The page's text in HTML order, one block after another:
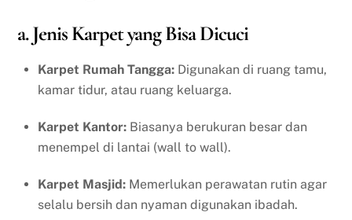
a. Jenis Karpet yang Bisa Dicuci
Karpet Rumah Tangga: Digunakan di ruang tamu,
kamar tidur, atau ruang keluarga.
Karpet Kantor: Biasanya berukuran besar dan
menempel di lantai (wall to wall).
Karpet Masjid: Memerlukan perawatan rutin agar
selalu bersih dan nyaman digunakan ibadah.